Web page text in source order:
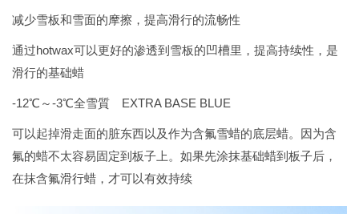
减少雪板和雪面的摩擦，提高滑行的流畅性
通过hotwax可以更好的渗透到雪板的凹槽里，提高持续性，是
滑行的基础蜡
-12℃～-3℃全雪質 EXTRA BASE BLUE
可以起掉滑走面的脏东西以及作为含氟雪蜡的底层蜡。因为含
氟的蜡不太容易固定到板子上。如果先涂抹基础蜡到板子后，
在抹含氟滑行蜡，才可以有效持续